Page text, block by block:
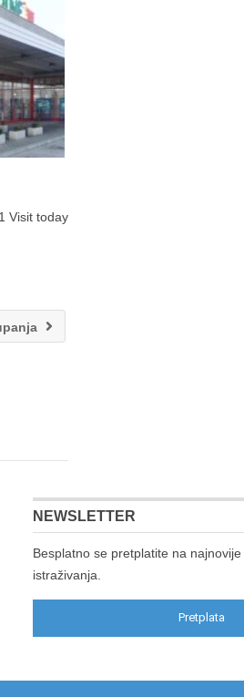
Visit today
NEWSLETTER
Besplatno se pretplatite na
istraživanja.
Pretplata